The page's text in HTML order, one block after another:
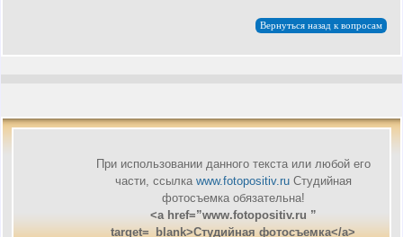
Вернуться назад к вопросам
При использовании данного текста или любой его
части, ссылка www.fotopositiv.ru Cтудийная
фотосъемка обязательна!
<a href=”www.fotopositiv.ru ”
target=_blank>Cтудийная фотосъемка</a>